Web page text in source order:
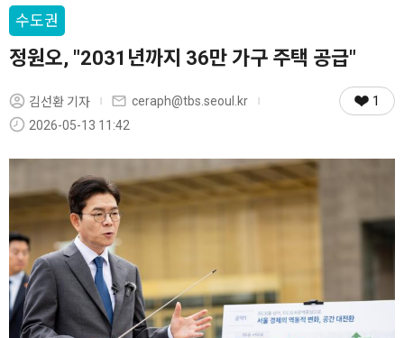
수도권
정원오, "2031년까지 36만 가구 주택 공급"
김선환 기자
ceraph@tbs.seoul.kr
2026-05-13 11:42
1